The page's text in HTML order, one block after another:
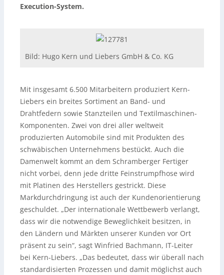
Execution-System.
Bild: Hugo Kern und Liebers GmbH & Co. KG
Mit insgesamt 6.500 Mitarbeitern produziert Kern-
Liebers ein breites Sortiment an Band- und
Drahtfedern sowie Stanzteilen und Textilmaschinen-
Komponenten. Zwei von drei aller weltweit
produzierten Automobile sind mit Produkten des
schwäbischen Unternehmens bestückt. Auch die
Damenwelt kommt an dem Schramberger Fertiger
nicht vorbei, denn jede dritte Feinstrumpfhose wird
mit Platinen des Herstellers gestrickt. Diese
Markdurchdringung ist auch der Kundenorientierung
geschuldet. „Der internationale Wettbewerb verlangt,
dass wir die notwendige Beweglichkeit besitzen, in
den Ländern und Märkten unserer Kunden vor Ort
präsent zu sein“, sagt Winfried Bachmann, IT-Leiter
bei Kern-Liebers. „Das bedeutet, dass wir überall nach
standardisierten Prozessen und damit möglichst auch